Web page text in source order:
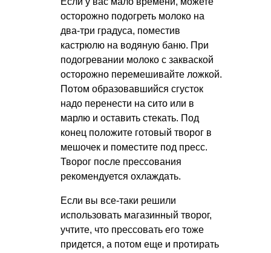
осторожно подогреть молоко на
два-три градуса, поместив
кастрюлю на водяную баню. При
подогревании молоко с закваской
осторожно перемешивайте ложкой.
Потом образовавшийся сгусток
надо перенести на сито или в
марлю и оставить стекать. Под
конец положите готовый творог в
мешочек и поместите под пресс.
Творог после прессования
рекомендуется охлаждать.
Если вы все-таки решили
использовать магазинный творог,
учтите, что прессовать его тоже
придется, а потом еще и протирать